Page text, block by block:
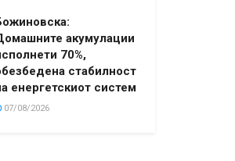
акумулации
70%,
стабилност
енергетскиот систем
07/08/2026